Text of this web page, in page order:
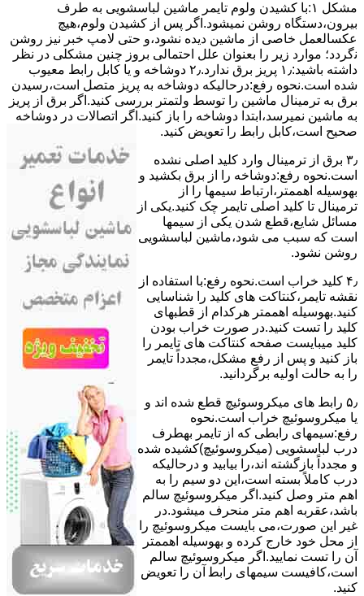
مشکل ۱:ﺑﺎ ﮐﺸﯿﺪن وﻟﻮم ﺗﺎﯾﻤﺮ ماشین لباسشویی به طرف
ﺑﯿﺮون،دستگاه روﺷﻦ نمیشود.اﮔﺮ ﭘﺲ از ﮐﺸﯿﺪن وﻟﻮم،ﻫﯿﭻ
عکسالعمل ﺧﺎﺻﯽ از ﻣﺎﺷﯿﻦ دﯾﺪه نشود،و حتی ﻻﻣﭗ ﺧﺒﺮ ﻧﯿﺰ روﺷﻦ
ﻧگردد؛ موارد زیر را بعنوان ﻋﻠﻞ احتمالی بروز چنین مشکلی در نظر
داشته باشید:۱٫ ﭘﺮﯾﺰ ﺑﺮق ﻧﺪارد.۲٫ دوﺷﺎﺧﻪ و ﯾﺎ ﮐﺎﺑﻞ راﺑﻂ ﻣﻌﯿﻮب
ﺷﺪه است.نحوه رفع:درحالیکه دوﺷﺎﺧﻪ ﺑﻪ ﭘﺮﯾﺰ ﻣﺘﺼﻞ اﺳﺖ،رﺳﯿﺪن
ﺑﺮق ﺑﻪ ﺗﺮﻣﯿﻨﺎل ﻣﺎﺷﯿﻦ را ﺗﻮﺳﻂ ولتمتر بررسی ﮐﻨﯿﺪ.اﮔﺮ ﺑﺮق از ﭘﺮﯾﺰ
ﺑﻪ ﻣﺎﺷﯿﻦ نمیرسد،اﺑﺘﺪا دوشاخه را باز کنید.اﮔﺮ اﺗﺼﺎﻻت در دوشاخه
ﺻﺤﯿﺢ اﺳﺖ،ﮐﺎﺑﻞ راﺑﻂ را ﺗﻌﻮﯾﺾ کنید.
۳٫ ﺑﺮق از ﺗﺮﻣﯿﻨﺎل وارد ﮐﻠﯿﺪ اﺻﻠﯽ ﻧﺸﺪه
است.نحوه رﻓﻊ:دوشاخه را از ﺑﺮق بکشید و
بهوسیله اهممتر،ارﺗﺒﺎط سیمها را از
ﺗﺮﻣﯿﻨﺎل ﺗﺎ ﮐﻠﯿﺪ اﺻﻠﯽ ﺗﺎﯾﻤﺮ چک کنید.یکی از
مسائل شایع،ﻗﻄﻊ شدن ﯾﮑﯽ از سیمها
است که سبب می شود،ﻣﺎﺷﯿﻦ لباسشویی
روﺷﻦ نشود.
۴٫ ﮐﻠﯿﺪ ﺧﺮاب اﺳﺖ.نحوه رفع:ﺑﺎ اﺳﺘﻔﺎده از
ﻧﻘﺸﻪ ﺗﺎﯾﻤﺮ،ﮐﻨﺘﺎﮐﺖ ﻫﺎی ﮐﻠﯿﺪ را ﺷﻨﺎﺳﺎﯾﯽ
کنید.بهوسیله اهممتر هرکدام از قطبهای
ﮐﻠﯿﺪ را ﺗﺴﺖ ﮐﻨﯿﺪ.در ﺻﻮرت ﺧﺮاب ﺑﻮدن
ﮐﻠﯿﺪ میبایست ﺻﻔﺤﻪ ﮐﻨﺘﺎﮐﺖ ﻫﺎی ﺗﺎﯾﻤﺮ را
باز کنید و ﭘﺲ از رﻓﻊ مشکل،مجدداً ﺗﺎﯾﻤﺮ
را به حالت اوﻟﯿﻪ برگردانید.
۵٫ رابط های ﻣﯿﮑﺮوﺳﻮﺋﯿﭻ ﻗﻄﻊ شده اند و
ﯾﺎ ﻣﯿﮑﺮوﺳﻮﺋﯿﭻ ﺧﺮاب اﺳﺖ.نحوه
رفع:سیمهای راﺑﻄﯽ ﮐﻪ از ﺗﺎﯾﻤﺮ بهطرف
درب لباسشویی (ﻣﯿﮑﺮوﺳﻮﺋﯿﭻ)کشیده شده
و مجدداً بازگشته اند،را ﺑﯿﺎﺑﯿﺪ و درحالیکه
درب کاملاً ﺑﺴﺘﻪ اﺳﺖ،اﯾﻦ دو ﺳﯿﻢ را ﺑﻪ
اﻫﻢ ﻣﺘﺮ وصل کنید.اﮔﺮ ﻣﯿﮑﺮوﺳﻮﺋﯿﭻ ﺳﺎﻟﻢ
ﺑﺎﺷﺪ،ﻋﻘﺮﺑﻪ اهم متر ﻣﻨﺤﺮف میشود.در
ﻏﯿﺮ اﯾﻦ ﺻﻮرت،می بایست ﻣﯿﮑﺮوﺳﻮﺋﯿﭻ را
از ﻣﺤﻞ خود ﺧﺎرج کرده و بهوسیله اهممتر
آن را ﺗﺴﺖ ﻧﻤﺎﯾﯿﺪ.اﮔﺮ ﻣﯿﮑﺮوﺳﻮﺋﯿﭻ ﺳﺎﻟﻢ
اﺳﺖ،ﮐﺎﻓﯿﺴﺖ سیمهای راﺑﻄ آن را ﺗﻌﻮﯾﺾ
کنید.